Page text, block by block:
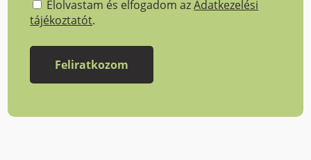
Elolvastam és elfogadom azAdatkezelési
tájékoztatót.